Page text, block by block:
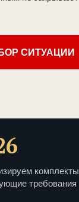
СИТУАЦИИ
требования